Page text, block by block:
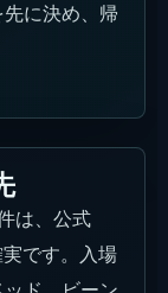
に決め、帰
は、公式
です。入場